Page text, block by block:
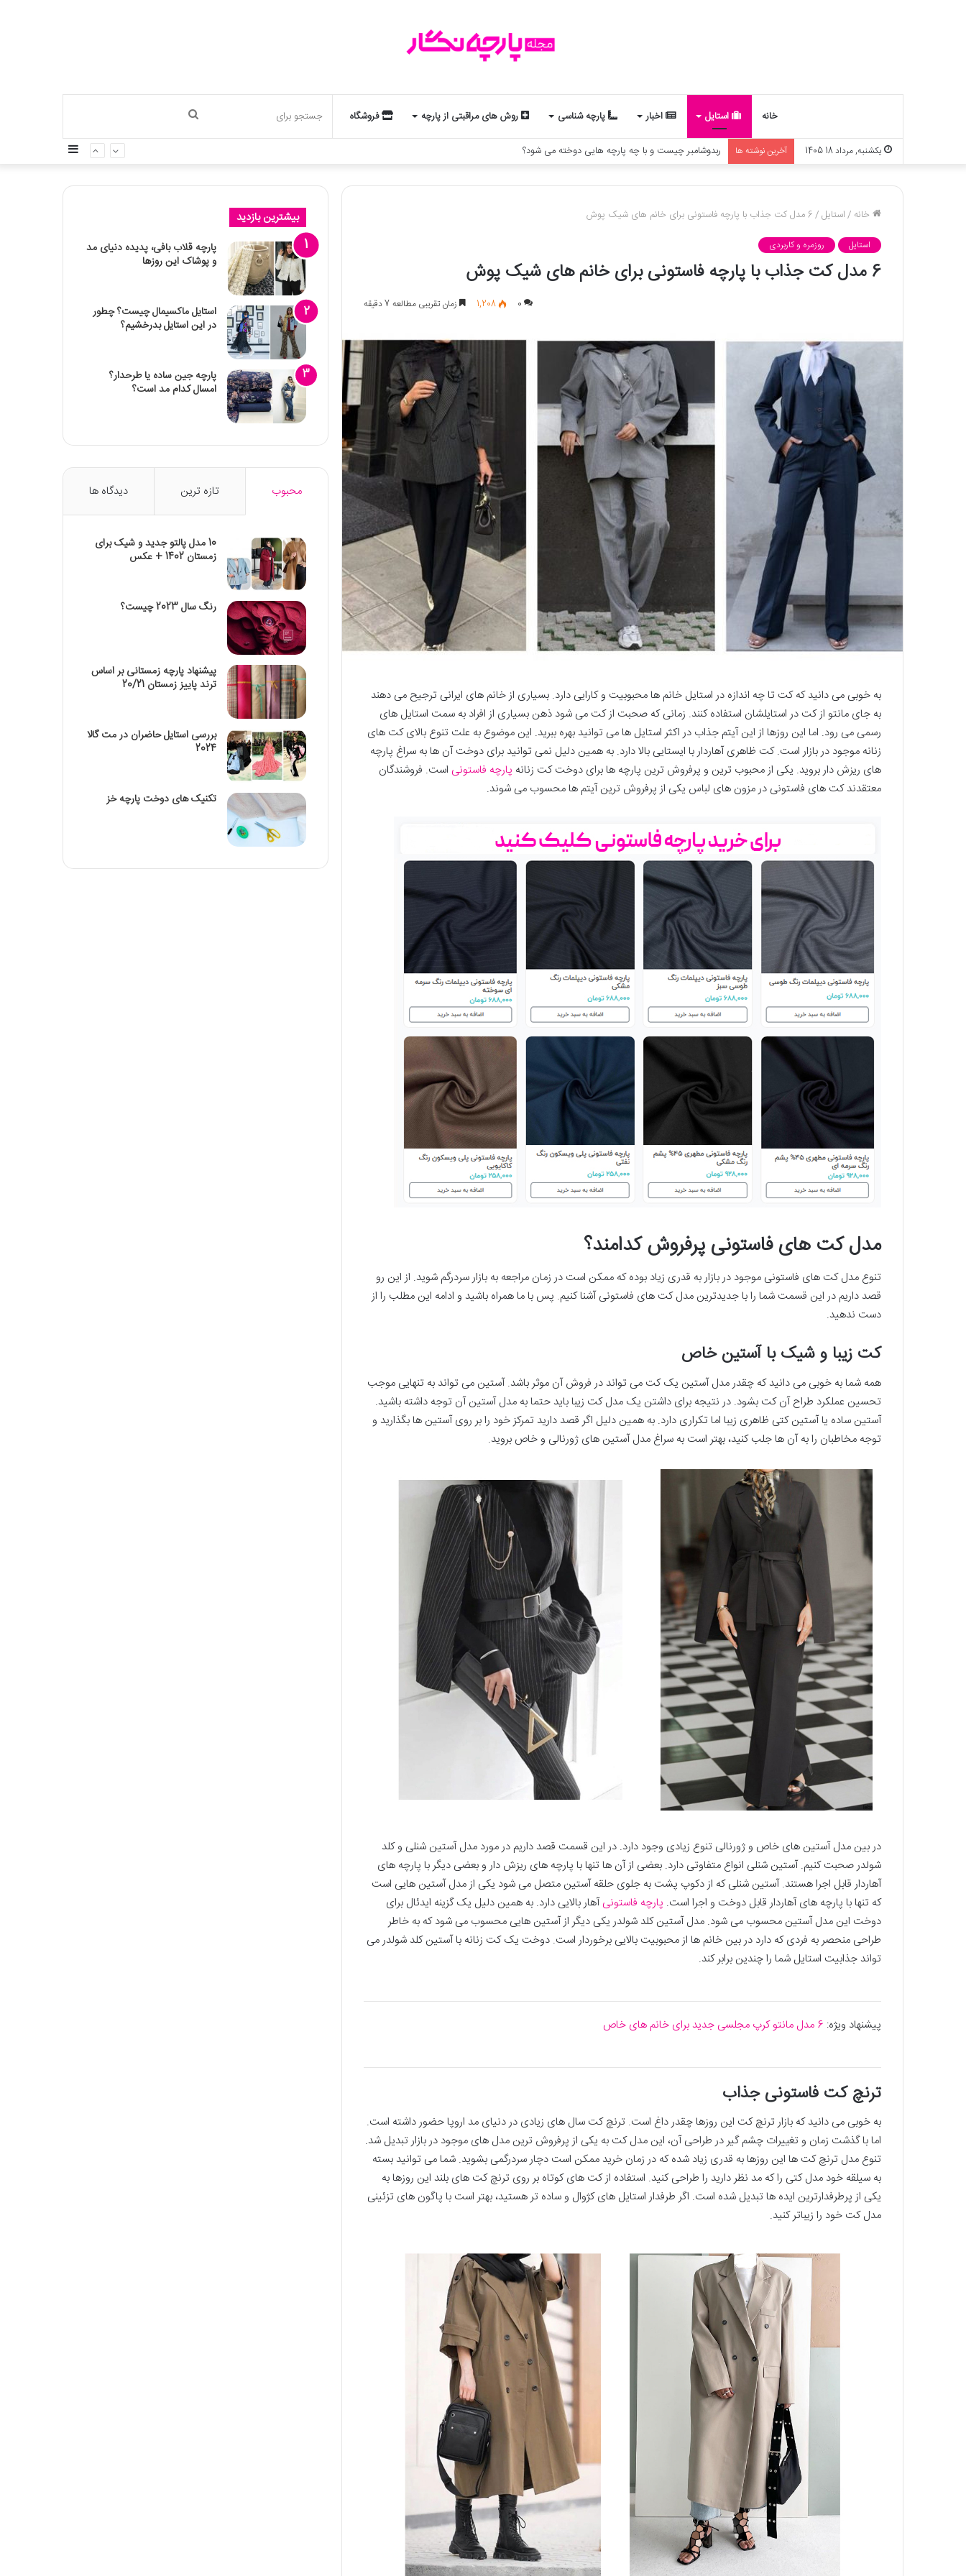
خانه استایل اخبار پارچه شناسی روش های مراقبتی از پارچه فروشگاه
یکشنبه, مرداد 18 1405 آخرین نوشته ها نگاهی به دنیای اوت کوتور (Haute couture) در سال 2026
خانه /استایل/6 مدل کت جذاب با پارچه فاستونی برای خانم های شیک پوش
استایل روزمره و کاربردی
6 مدل کت جذاب با پارچه فاستونی برای خانم های شیک پوش
0
1,208 زمان تقریبی مطالعه 7 دقیقه
به خوبی می دانید که کت تا چه اندازه در استایل خانم ها محبوبیت و کارایی دارد. بسیاری از خانم های ایرانی ترجیح می دهند
به جای مانتو از کت در استایلشان استفاده کنند. زمانی که صحبت از کت می شود ذهن بسیاری از افراد به سمت استایل های
رسمی می رود. اما این روزها از این آیتم جذاب در اکثر استایل ها می توانید بهره ببرید. این موضوع به علت تنوع بالای کت های
زنانه موجود در بازار است. کت ظاهری آهاردار با ایستایی بالا دارد. به همین دلیل نمی توانید برای دوخت آن ها به سراغ پارچه
های ریزش دار بروید. یکی از محبوب ترین و پرفروش ترین پارچه ها برای دوخت کت زنانه پارچه فاستونی است. فروشندگان
معتقدند کت های فاستونی در مزون های لباس یکی از پرفروش ترین آیتم ها محسوب می شوند.
مدل کت های فاستونی پرفروش کدامند؟
تنوع مدل کت های فاستونی موجود در بازار به قدری زیاد بوده که ممکن است در زمان مراجعه به بازار سردرگم شوید. از این رو
قصد داریم در این قسمت شما را با جدیدترین مدل کت های فاستونی آشنا کنیم. پس با ما همراه باشید و ادامه این مطلب را از
دست ندهید.
کت زیبا و شیک با آستین خاص
همه شما به خوبی می دانید که چقدر مدل آستین یک کت می تواند در فروش آن موثر باشد. آستین می تواند به تنهایی موجب
تحسین عملکرد طراح آن کت بشود. در نتیجه برای داشتن یک مدل کت زیبا باید حتما به مدل آستین آن توجه داشته باشید.
آستین ساده یا آستین کتی ظاهری زیبا اما تکراری دارد. به همین دلیل اگر قصد دارید تمرکز خود را بر روی آستین ها بگذارید و
توجه مخاطبان را به آن ها جلب کنید، بهتر است به سراغ مدل آستین های ژورنالی و خاص بروید.
در بین مدل آستین های خاص و ژورنالی تنوع زیادی وجود دارد. در این قسمت قصد داریم در مورد مدل آستین شنلی و کلد
شولدر صحبت کنیم. آستین شنلی انواع متفاوتی دارد. بعضی از آن ها تنها با پارچه های ریزش دار و بعضی دیگر با پارچه های
آهاردار قابل اجرا هستند. آستین شنلی که از دکوپ پشت به جلوی حلقه آستین متصل می شود یکی از مدل آستین هایی است
که تنها با پارچه های آهاردار قابل دوخت و اجرا است. پارچه فاستونیآهار بالایی دارد. به همین دلیل یک گزینه ایدئال برای
دوخت این مدل آستین محسوب می شود. مدل آستین کلد شولدر یکی دیگر از آستین هایی محسوب می شود که به خاطر
طراحی منحصر به فردی که دارد در بین خانم ها از محبوبیت بالایی برخوردار است. دوخت یک کت زنانه با آستین کلد شولدر می
تواند جذابیت استایل شما را چندین برابر کند.
پیشنهاد ویژه:
ترنچ کت فاستونی جذاب
به خوبی می دانید که بازار ترنچ کت این روزها چقدر داغ است. ترنچ کت سال های زیادی در دنیای مد اروپا حضور داشته است.
اما با گذشت زمان و تغییرات چشم گیر در طراحی آن، این مدل کت به یکی از پرفروش ترین مدل های موجود در بازار تبدیل شد.
تنوع مدل ترنچ کت ها این روزها به قدری زیاد شده که در زمان خرید ممکن است دچار سردرگمی بشوید. شما می توانید بسته
به سیلقه خود مدل کتی را که مد نظر دارید را طراحی کنید. استفاده از کت های کوتاه بر روی ترنچ کت های بلند این روزها به
یکی از پرطرفدارترین ایده ها تبدیل شده است. اگر طرفدار استایل های کژوال و ساده تر هستید، بهتر است با پاگون های تزئینی
مدل کت خود را زیباتر کنید.
بیشترین بازدید
پارچه قلاب بافی، پدیده دنیای مد
و پوشاک این روزها
استایل ماکسیمال چیست؟ چطور
در این استایل بدرخشیم؟
پارچه جین ساده یا طرحدار؟
امسال کدام مد است؟
محبوب تازه ترین دیدگاه ها
10 مدل پالتو جدید و شیک برای
زمستان 1402 + عکس
رنگ سال 2023 چیست؟
پیشنهاد پارچه زمستانی بر اساس
ترند پاییز زمستان 20/21
بررسی استایل حاضران در مت گالا
2024
تکنیک‌ های دوخت پارچه خز